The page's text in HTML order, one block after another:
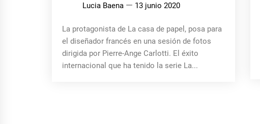
Lucia Baena 13 junio 2020
La protagonista de La casa de papel, posa para
el diseñador francés en una sesión de fotos
dirigida por Pierre-Ange Carlotti. El éxito
internacional que ha tenido la serie La...